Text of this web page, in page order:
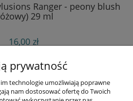
Ranger - peony blush
29 ml
16,00 zł
do koszyka
Informacje
prywatność
technologie umożliwiają poprawne
nam dostosować ofertę do Twoich